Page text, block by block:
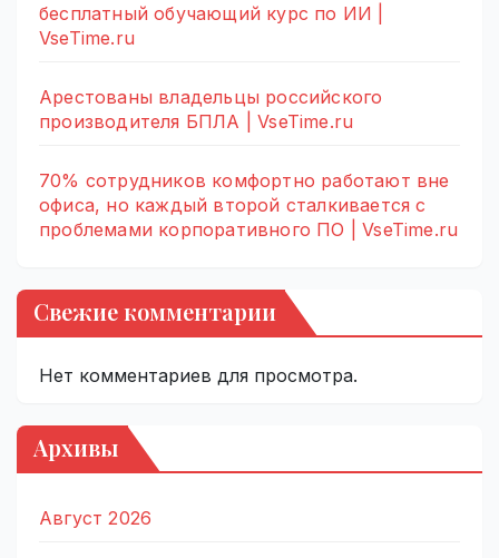
бесплатный обучающий курс по ИИ |
VseTime.ru
Арестованы владельцы российского
производителя БПЛА | VseTime.ru
70% сотрудников комфортно работают вне
офиса, но каждый второй сталкивается с
проблемами корпоративного ПО | VseTime.ru
Свежие комментарии
Нет комментариев для просмотра.
Архивы
Август 2026